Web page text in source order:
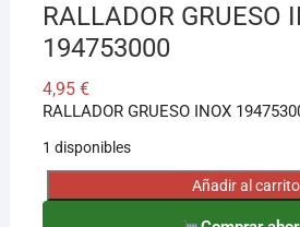
RALLADOR GRUESO
194753000
4,95 €
RALLADOR GRUESO INOX
1 disponibles
RALLADOR
Añadir al carrito